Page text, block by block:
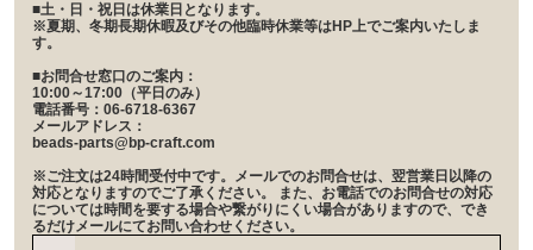
■土・日・祝日は休業日となります。
※夏期、冬期長期休暇及びその他臨時休業等はHP上でご案内いたしま
す。
■お問合せ窓口のご案内：
10:00～17:00（平日のみ）
電話番号：06-6718-6367
メールアドレス：
beads-parts@bp-craft.com
※ご注文は24時間受付中です。メールでのお問合せは、翌営業日以降の
対応となりますのでご了承ください。 また、お電話でのお問合せの対応
については時間を要する場合や繋がりにくい場合がありますので、でき
るだけメールにてお問い合わせください。